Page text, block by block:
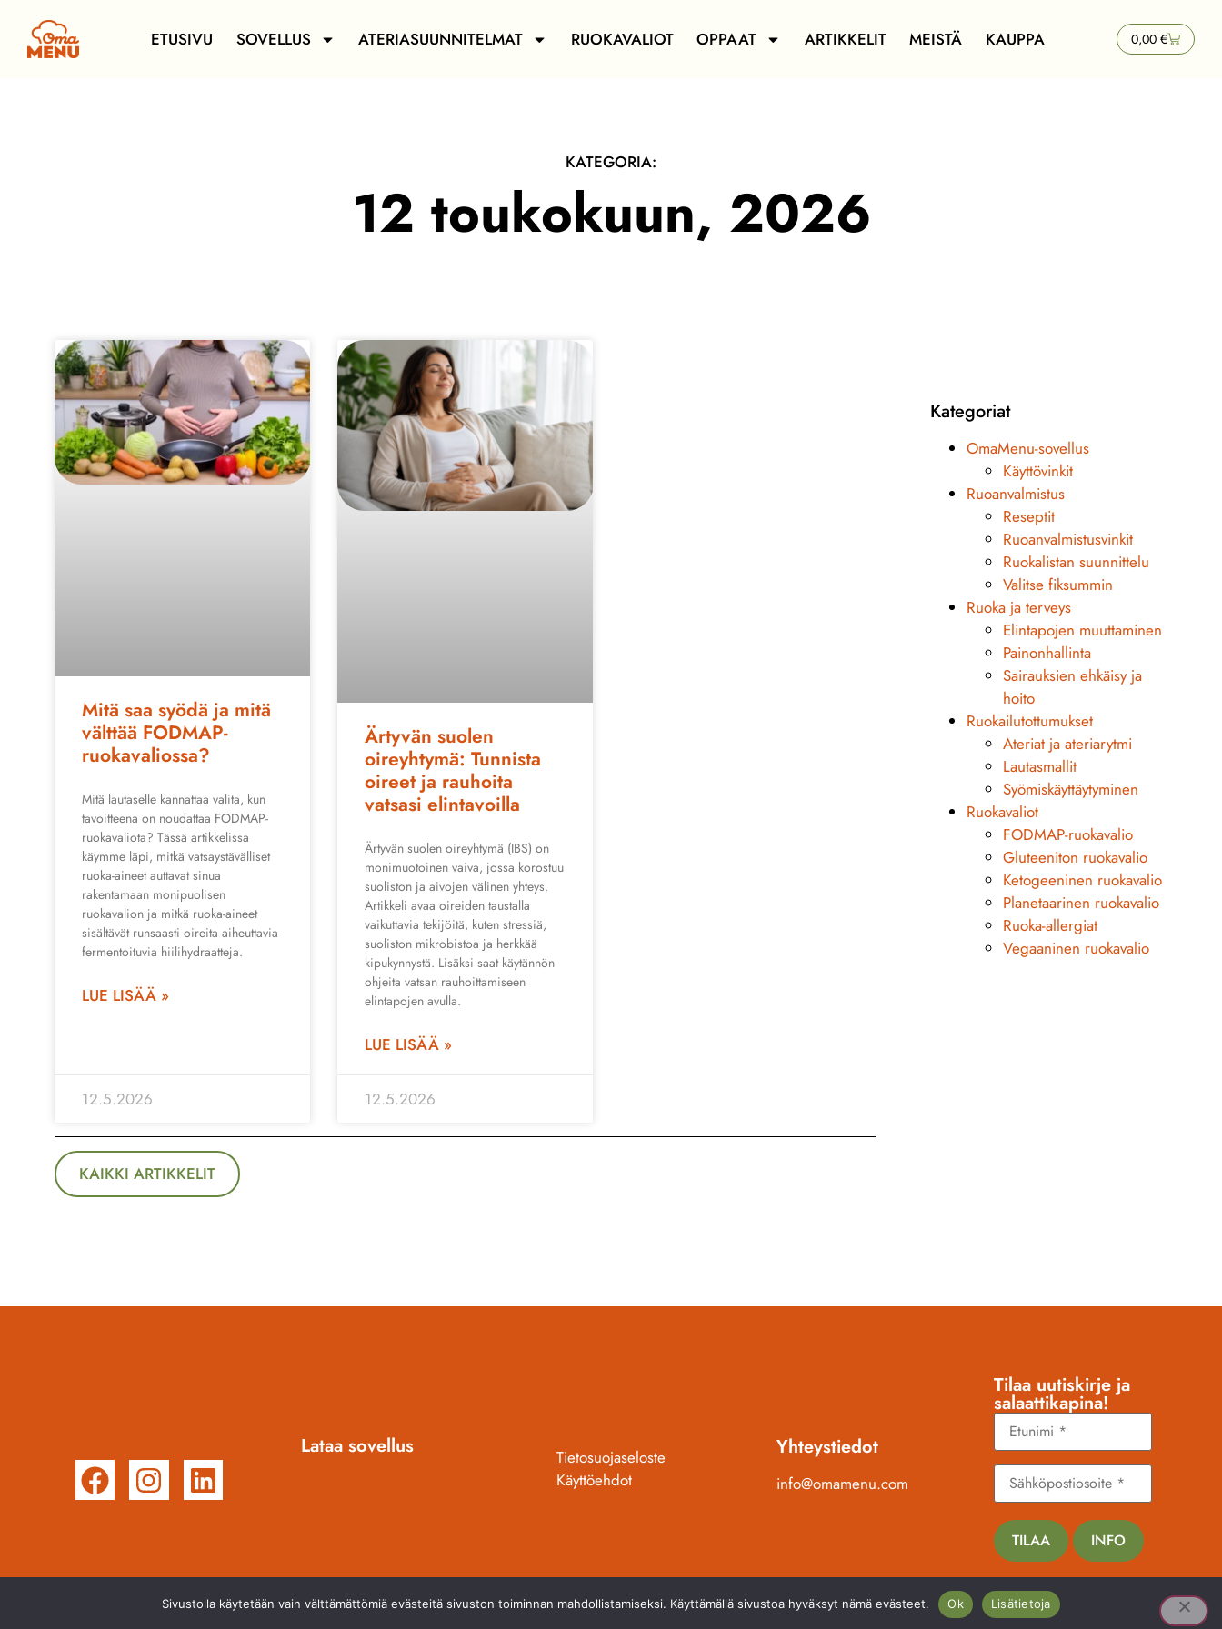
ETUSIVU SOVELLUS ATERIASUUNNITELMAT RUOKAVALIOT OPPAAT ARTIKKELIT MEISTÄ KAUPPA 0,00 €
KATEGORIA:
12 toukokuun, 2026
Mitä saa syödä ja mitä
välttää FODMAP-
ruokavaliossa?
Mitä lautaselle kannattaa valita, kun
tavoitteena on noudattaa FODMAP-
ruokavaliota? Tässä artikkelissa
käymme läpi, mitkä vatsaystävälliset
ruoka-aineet auttavat sinua
rakentamaan monipuolisen
ruokavalion ja mitkä ruoka-aineet
sisältävät runsaasti oireita aiheuttavia
fermentoituvia hiilihydraatteja.
LUE LISÄÄ »
12.5.2026
Ärtyvän suolen
oireyhtymä: Tunnista
oireet ja rauhoita
vatsasi elintavoilla
Ärtyvän suolen oireyhtymä (IBS) on
monimuotoinen vaiva, jossa korostuu
suoliston ja aivojen välinen yhteys.
Artikkeli avaa oireiden taustalla
vaikuttavia tekijöitä, kuten stressiä,
suoliston mikrobistoa ja herkkää
kipukynnystä. Lisäksi saat käytännön
ohjeita vatsan rauhoittamiseen
elintapojen avulla.
LUE LISÄÄ »
12.5.2026
KAIKKI ARTIKKELIT
Kategoriat
OmaMenu-sovellus
Käyttövinkit
Ruoanvalmistus
Reseptit
Ruoanvalmistusvinkit
Ruokalistan suunnittelu
Valitse fiksummin
Ruoka ja terveys
Elintapojen muuttaminen
Painonhallinta
Sairauksien ehkäisy ja
hoito
Ruokailutottumukset
Ateriat ja ateriarytmi
Lautasmallit
Syömiskäyttäytyminen
Ruokavaliot
FODMAP-ruokavalio
Gluteeniton ruokavalio
Ketogeeninen ruokavalio
Planetaarinen ruokavalio
Ruoka-allergiat
Vegaaninen ruokavalio
Lataa sovellus
Tietosuojaseloste
Käyttöehdot
Yhteystiedot
info@omamenu.com
Tilaa uutiskirje ja
salaattikapina!
TILAA INFO
Sivustolla käytetään vain välttämättömiä evästeitä sivuston toiminnan mahdollistamiseksi. Käyttämällä sivustoa hyväksyt nämä evästeet. Ok Lisätietoja